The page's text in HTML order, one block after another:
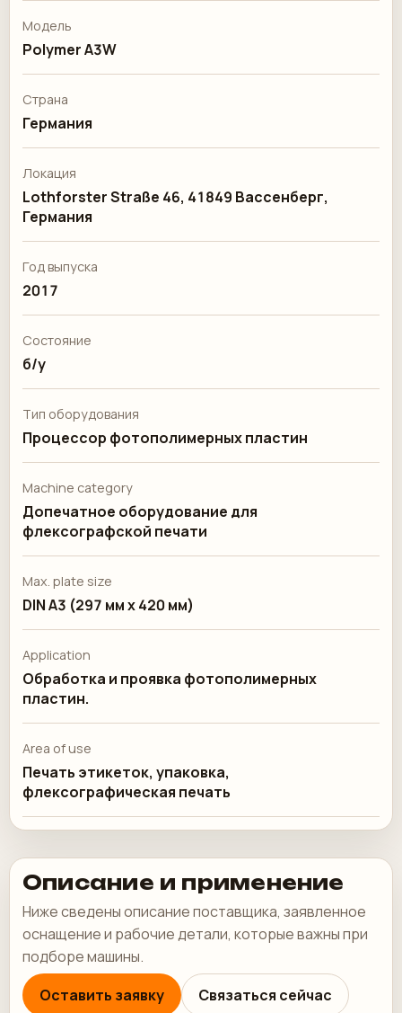
Модель
Polymer A3W
Страна
Германия
Локация
Lothforster Straße 46, 41849 Вассенберг,
Германия
Год выпуска
2017
Состояние
б/у
Тип оборудования
Процессор фотополимерных пластин
Machine category
Допечатное оборудование для
флексографской печати
Max. plate size
DIN A3 (297 мм x 420 мм)
Application
Обработка и проявка фотополимерных
пластин.
Area of use
Печать этикеток, упаковка,
флексографическая печать
Описание и применение
Ниже сведены описание поставщика, заявленное
оснащение и рабочие детали, которые важны при
подборе машины.
Оставить заявку
Связаться сейчас